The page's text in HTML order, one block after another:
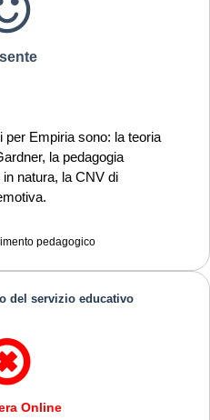
per Empiria sono: la teoria
la pedagogia
in natura, la CNV di
pedagogico
del servizio educativo
Online